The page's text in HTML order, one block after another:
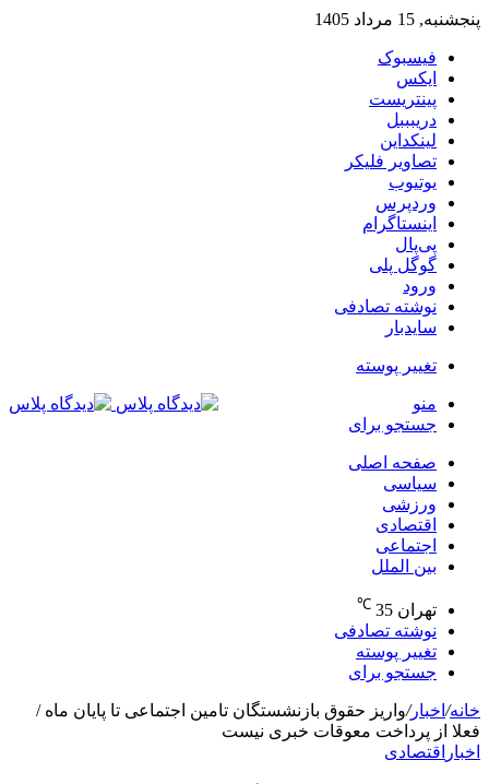
پنجشنبه, 15 مرداد 1405
فیسبوک
ایکس
پینتریست
دریبببل
لینکداین
تصاویر فلیکر
یوتیوب
وردپرس
اینستاگرام
پی‌پال
گوگل پلی
ورود
نوشته تصادفی
سایدبار
تغییر پوسته
منو
جستجو برای
صفحه اصلی
سیاسی
ورزشی
اقتصادی
اجتماعی
بین الملل
تهران 35
℃
نوشته تصادفی
تغییر پوسته
جستجو برای
خانه/ اخبار/واریز حقوق بازنشستگان تامین اجتماعی تا پایان ماه /
فعلا از پرداخت معوقات خبری نیست
اخبار اقتصادی